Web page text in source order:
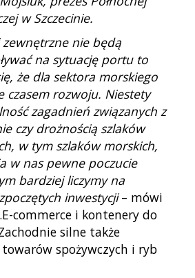
w Szczecinie.
zewnętrzne nie będą
na sytuację portu to
że dla sektora morskiego
czasem rozwoju. Niestety
zagadnień związanych z
czy drożnością szlaków
w tym szlaków morskich,
w nas pewne poczucie
bardziej liczymy na
inwestycji– mówi
commerce i kontenery do
silne także
spożywczych i ryb